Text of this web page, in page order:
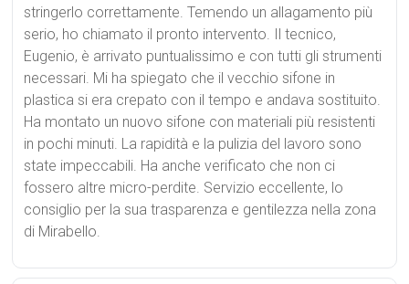
stringerlo correttamente. Temendo un allagamento più
serio, ho chiamato il pronto intervento. Il tecnico,
Eugenio, è arrivato puntualissimo e con tutti gli strumenti
necessari. Mi ha spiegato che il vecchio sifone in
plastica si era crepato con il tempo e andava sostituito.
Ha montato un nuovo sifone con materiali più resistenti
in pochi minuti. La rapidità e la pulizia del lavoro sono
state impeccabili. Ha anche verificato che non ci
fossero altre micro-perdite. Servizio eccellente, lo
consiglio per la sua trasparenza e gentilezza nella zona
di Mirabello.